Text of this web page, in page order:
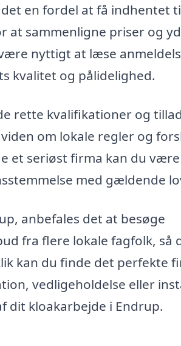
en fordel at få indhentet
sammenligne priser og
nyttigt at læse
kvalitet og pålidelighed.
rette kvalifikationer og
om lokale regler og
et seriøst firma kan du
med gældende
anbefales det at besøge
fra flere lokale fagfolk, så
kan du finde det perfekte
vedligeholdelse eller
dit kloakarbejde i Endrup.